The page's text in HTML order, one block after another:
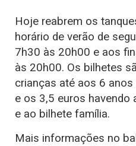
Hoje reabrem os
horário de verão de
7h30 às 20h00 e aos
às 20h00. Os bilhetes
crianças até aos 6
e os 3,5 euros havendo
e ao bilhete família.
Mais informações no